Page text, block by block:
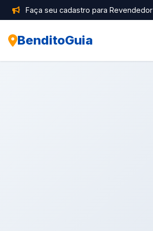
Faça seu cadastro para Revendedor
BenditoGuia